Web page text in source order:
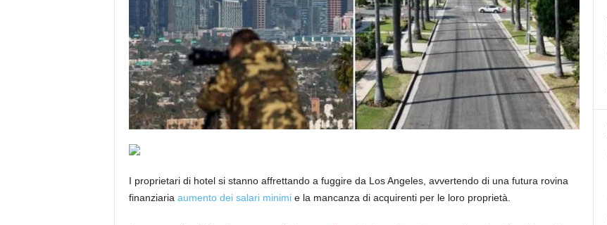
I proprietari di hotel si stanno affrettando a fuggire da Los Angeles, avvertendo di una futura rovina
finanziaria aumento dei salari minimie la mancanza di acquirenti per le loro proprietà.